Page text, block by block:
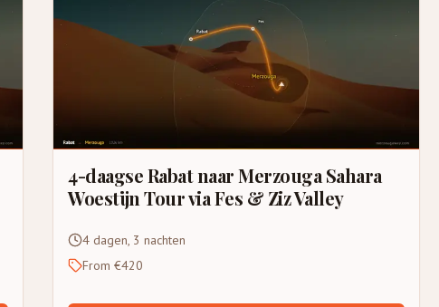
4-daagse Rabat naar Merzouga Sahara
Woestijn Tour via Fes & Ziz Valley
4 dagen, 3 nachten
From €420